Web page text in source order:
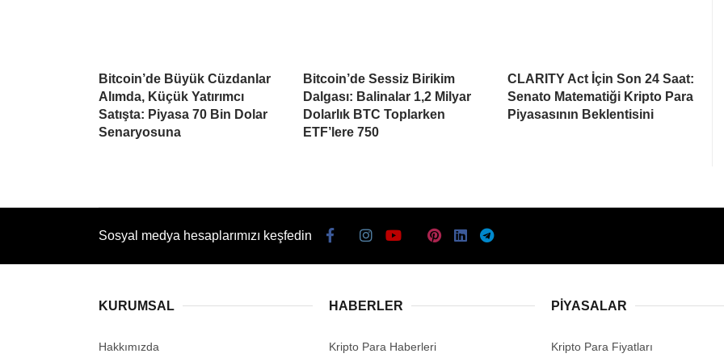
Bitcoin’de Büyük Cüzdanlar
Alımda, Küçük Yatırımcı
Satışta: Piyasa 70 Bin Dolar
Senaryosuna
Bitcoin’de Sessiz Birikim
Dalgası: Balinalar 1,2 Milyar
Dolarlık BTC Toplarken
ETF’lere 750
CLARITY Act İçin Son 24 Saat:
Senato Matematiği Kripto Para
Piyasasının Beklentisini
Sosyal medya hesaplarımızı keşfedin
KURUMSAL
Hakkımızda
HABERLER
Kripto Para Haberleri
PIYASALAR
Kripto Para Fiyatları